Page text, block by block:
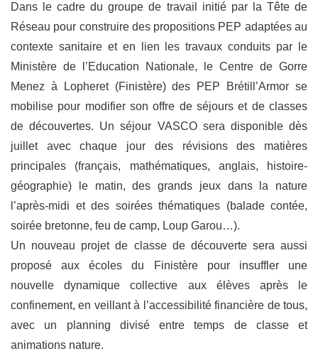
Dans le cadre du groupe de travail initié par la Tête de
Réseau pour construire des propositions PEP adaptées au
contexte sanitaire et en lien les travaux conduits par le
Ministère de l’Education Nationale, le Centre de Gorre
Menez à Lopheret (Finistère) des PEP Brétill’Armor se
mobilise pour modifier son offre de séjours et de classes
de découvertes. Un séjour VASCO sera disponible dès
juillet avec chaque jour des révisions des matières
principales (français, mathématiques, anglais, histoire-
géographie) le matin, des grands jeux dans la nature
l’après-midi et des soirées thématiques (balade contée,
soirée bretonne, feu de camp, Loup Garou…).
Un nouveau projet de classe de découverte sera aussi
proposé aux écoles du Finistère pour insuffler une
nouvelle dynamique collective aux élèves après le
confinement, en veillant à l’accessibilité financière de tous,
avec un planning divisé entre temps de classe et
animations nature.